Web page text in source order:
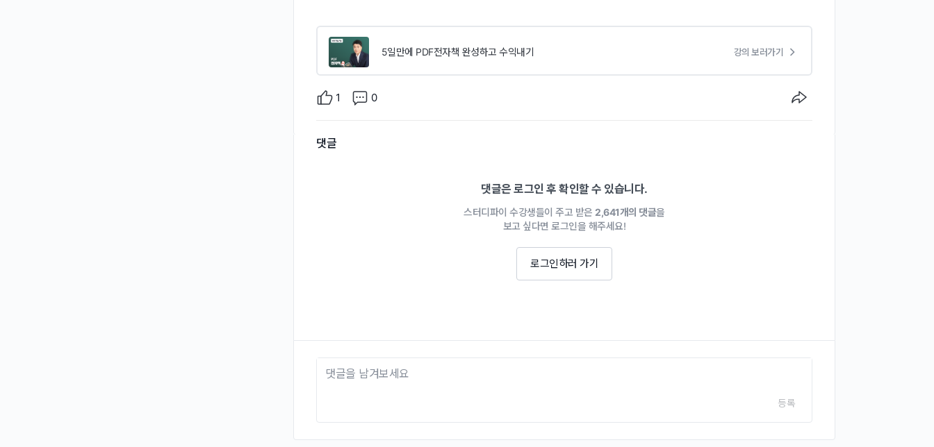
5일만에 PDF전자책 완성하고 수익내기 강의 보러가기
1 0
댓글
댓글은 로그인 후 확인할 수 있습니다.
스터디파이 수강생들이 주고 받은 2,641개의 댓글을
보고 싶다면 로그인을 해주세요!
로그인하러 가기
등록